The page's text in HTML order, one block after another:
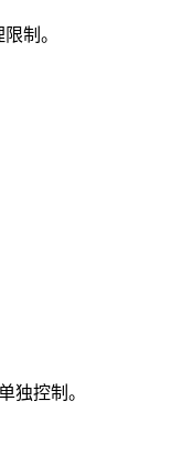
制。
独控制。